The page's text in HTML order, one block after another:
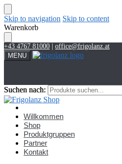
Skip to navigation Skip to content
Warenkorb
+43 4767 81000
office@frigolanz.at
MENU
Suchen nach:
Suchen nach:
Willkommen
Shop
Produktgruppen
Partner
Kontakt